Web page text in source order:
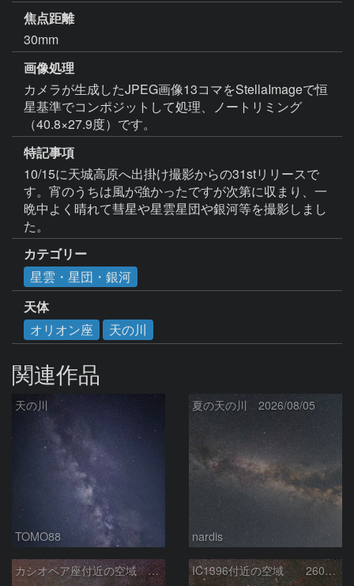
焦点距離
30mm
画像処理
カメラが生成したJPEG画像13コマをStellaImageで恒
星基準でコンポジットして処理、ノートリミング
（40.8×27.9度）です。
特記事項
10/15に天城高原へ出掛け撮影からの31stリリースで
す。宵のうちは風が強かったですが次第に収まり、一
晩中よく晴れて彗星や星雲星団や銀河等を撮影しまし
た。
カテゴリー
星雲・星団・銀河
天体
オリオン座
天の川
関連作品
天の川
TOMO88
夏の天の川 2026/08/05
nardis
カシオペア座付近の空域 260720 IC1396付近の空域 260720